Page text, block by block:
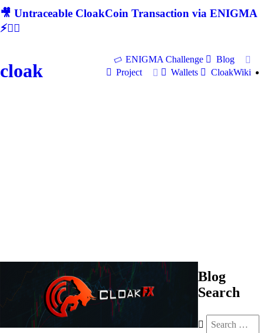
🎥 Untraceable CloakCoin Transaction via ENIGMA
⚡🕵‍♂
cloak
ENIGMA Challenge
Blog
Project
Wallets CloakWiki
Blog
Search